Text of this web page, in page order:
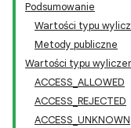
Podsumowanie
Wartości typu
Metody publiczne
Wartości typu
ACCESS_ALLOWED
ACCESS_REJECTED
ACCESS_UNKNOWN